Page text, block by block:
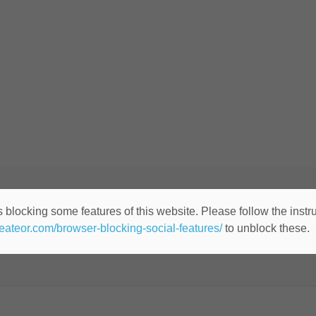
Gráfico (ID:
blocking some features of this website. Please follow the
browser-blocking-social-features/to unblock these.